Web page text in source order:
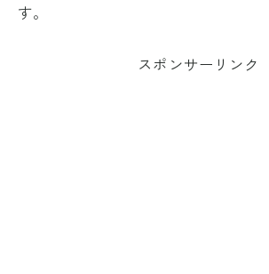
す。
スポンサーリンク